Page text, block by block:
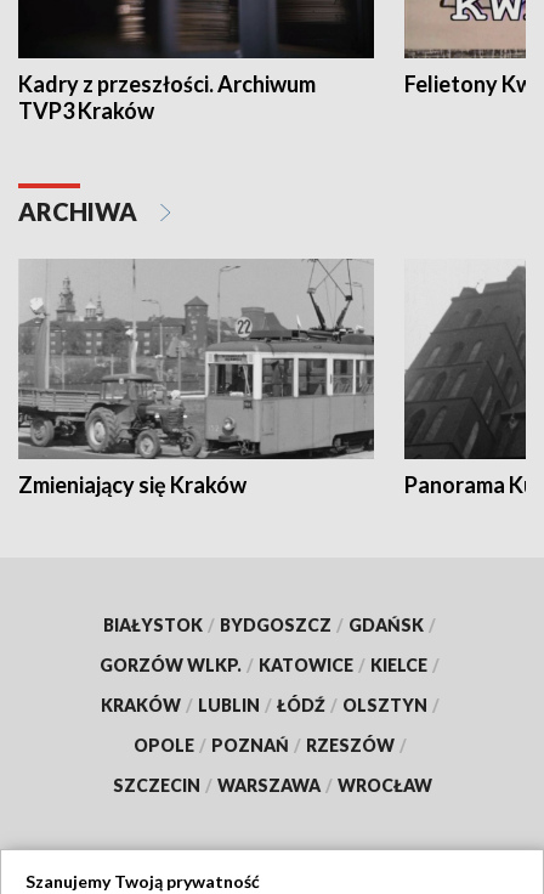
Kadry z przeszłości. Archiwum
TVP3 Kraków
Felietony
ARCHIWA
Zmieniający się Kraków Panorama
BIAŁYSTOK / BYDGOSZCZ / GDAŃSK /
GORZÓW WLKP. / KATOWICE / KIELCE /
KRAKÓW / LUBLIN / ŁÓDŹ / OLSZTYN /
OPOLE / POZNAŃ / RZESZÓW /
SZCZECIN / WARSZAWA / WROCŁAW
Szanujemy Twoją prywatność